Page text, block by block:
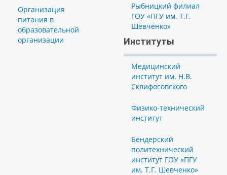
Организация
питания в
образовательной
организации
Рыбницкий филиал
ГОУ «ПГУ им. Т.Г.
Шевченко»
Институты
Медицинский
институт им. Н.В.
Склифосовского
Физико-технический
институт
Бендерский
политехнический
институт ГОУ «ПГУ
им. Т.Г. Шевченко»